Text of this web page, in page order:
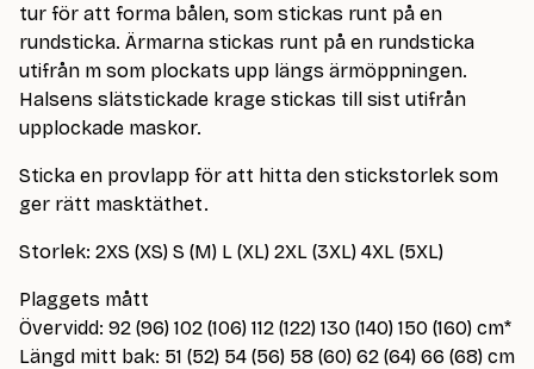
tur för att forma bålen, som stickas runt på en
rundsticka. Ärmarna stickas runt på en rundsticka
utifrån m som plockats upp längs ärmöppningen.
Halsens slätstickade krage stickas till sist utifrån
upplockade maskor.
Sticka en provlapp för att hitta den stickstorlek som
ger rätt masktäthet.
Storlek: 2XS (XS) S (M) L (XL) 2XL (3XL) 4XL (5XL)
Plaggets mått
Övervidd: 92 (96) 102 (106) 112 (122) 130 (140) 150 (160) cm*
Längd mitt bak: 51 (52) 54 (56) 58 (60) 62 (64) 66 (68) cm